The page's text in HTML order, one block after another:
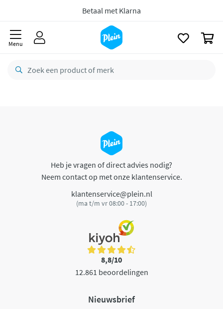
Betaal met Klarna
Menu
Heb je vragen of direct advies nodig?
Neem contact op met onze klantenservice.
klantenservice@plein.nl
(ma t/m vr 08:00 - 17:00)
8,8/10
12.861 beoordelingen
Nieuwsbrief